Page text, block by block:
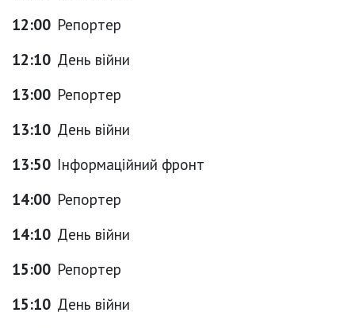
12:00 Репортер
12:10 День війни
13:00 Репортер
13:10 День війни
13:50 Інформаційний фронт
14:00 Репортер
14:10 День війни
15:00 Репортер
15:10 День війни